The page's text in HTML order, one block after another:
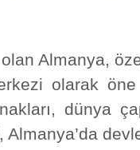
Almanya,
olarak öne
dünya